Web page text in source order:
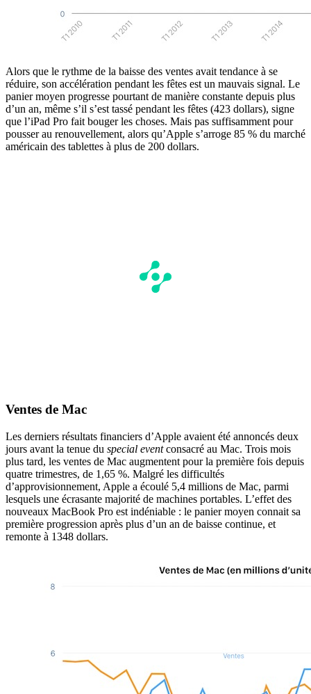
Alors que le rythme de la baisse des ventes avait tendance à se
réduire, son accélération pendant les fêtes est un mauvais signal. Le
panier moyen progresse pourtant de manière constante depuis plus
d’un an, même s’il s’est tassé pendant les fêtes (423 dollars), signe
que l’iPad Pro fait bouger les choses. Mais pas suffisamment pour
pousser au renouvellement, alors qu’Apple s’arroge 85 % du marché
américain des tablettes à plus de 200 dollars.
Ventes de Mac
Les derniers résultats financiers d’Apple avaient été annoncés deux
jours avant la tenue du special eventconsacré au Mac. Trois mois
plus tard, les ventes de Mac augmentent pour la première fois depuis
quatre trimestres, de 1,65 %. Malgré les difficultés
d’approvisionnement, Apple a écoulé 5,4 millions de Mac, parmi
lesquels une écrasante majorité de machines portables. L’effet des
nouveaux MacBook Pro est indéniable : le panier moyen connait sa
première progression après plus d’un an de baisse continue, et
remonte à 1348 dollars.